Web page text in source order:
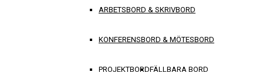
ARBETSBORD & SKRIVBORD
KONFERENSBORD & MÖTESBORD
PROJEKTBORDFÄLLBARA BORD